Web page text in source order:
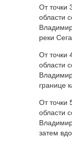
От точки
области
реки
От точки
области
границе
От точки
области
затем